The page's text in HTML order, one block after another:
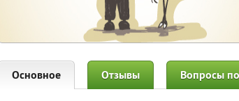
Основное Отзывы Вопросы